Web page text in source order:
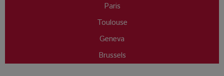
Paris
Toulouse
Geneva
Brussels